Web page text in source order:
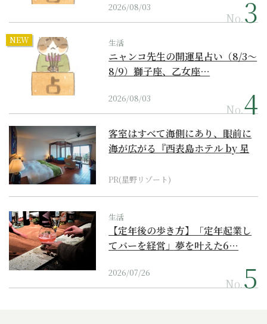
2026/08/03
No.
NEW 生活
ニャンコ先生の開運星占い（8/3～
8/9）獅子座、乙女座…
2026/08/03
No.
客室はすべて海側にあり、眼前に
海が広がる『西表島ホテル by 星
PR(星野リゾート)
生活
【定年後の歩き方】「定年起業し
てバーを経営」夢を叶えた6…
2026/07/26
No.